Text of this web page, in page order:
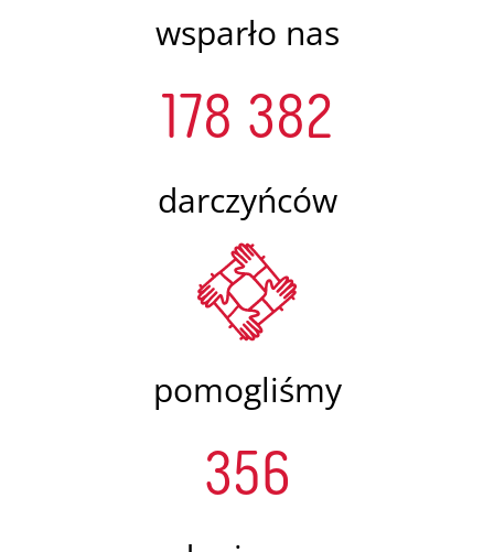
wsparło nas
178 382
darczyńców
pomogliśmy
356